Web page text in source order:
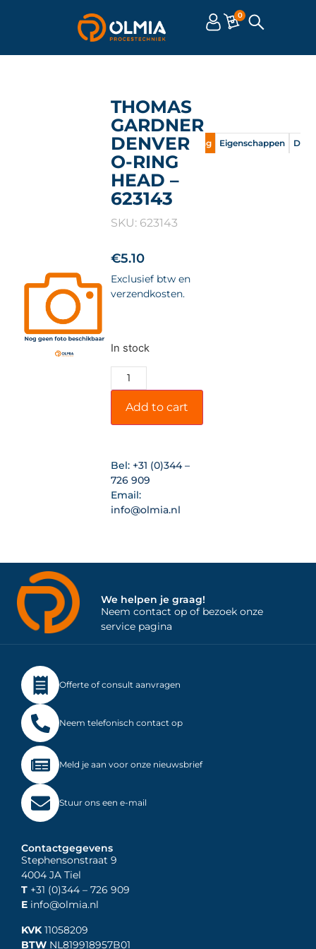
0
THOMAS
GARDNER
DENVER
O-RING
HEAD –
623143
SKU: 623143
€5.10
Exclusief btw en
verzendkosten.
In stock
Add to cart
Bel: +31 (0)344 –
726 909
Email:
info@olmia.nl
Omschrijving Eigenschappen
We helpen je graag!
Neem contact op of bezoek onze
service pagina
Offerte of consult aanvragen
Neem telefonisch contact op
Meld je aan voor onze nieuwsbrief
Stuur ons een e-mail
Contactgegevens
Stephensonstraat 9
4004 JA Tiel
T +31 (0)344 – 726 909
E info@olmia.nl
KVK11058209
BTW NL819918957B01